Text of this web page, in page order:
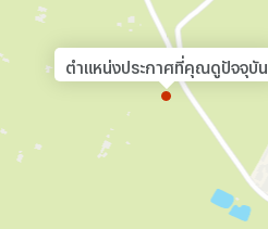
ตำแหน่งประกาศที่คุณดูปัจจุบัน